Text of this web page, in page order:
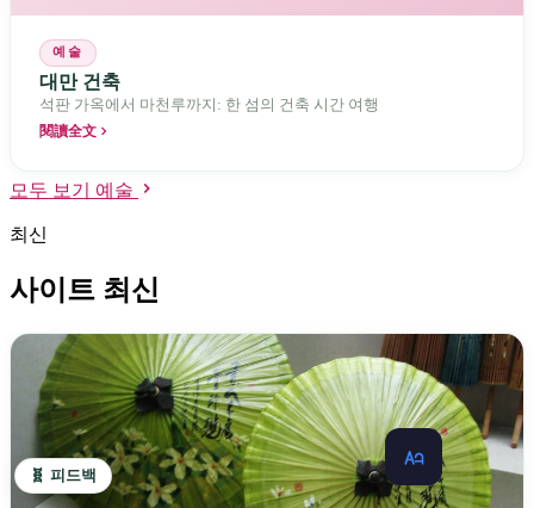
예술
대만 건축
석판 가옥에서 마천루까지: 한 섬의 건축 시간 여행
閱讀全文
모두 보기 예술
최신
사이트 최신
🧬 피드백